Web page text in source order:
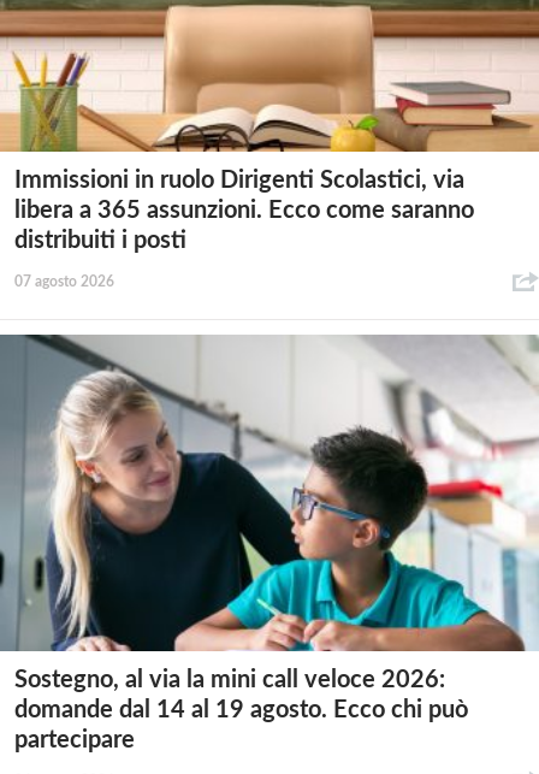
Immissioni in ruolo Dirigenti Scolastici, via
libera a 365 assunzioni. Ecco come saranno
distribuiti i posti
07 agosto 2026
Sostegno, al via la mini call veloce 2026:
domande dal 14 al 19 agosto. Ecco chi può
partecipare